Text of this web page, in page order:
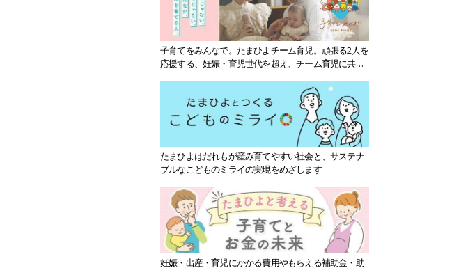
子育てをみんなで。たまひよチーム育児。頑張る2人を
応援する、妊娠・育児世代を超え、チーム育児に共感
たまひよはだれもが産み育てやすい社会と、サステナ
ブルなこどものミライの実現をめざします
妊娠・出産・育児にかかる費用やもらえる補助金・助